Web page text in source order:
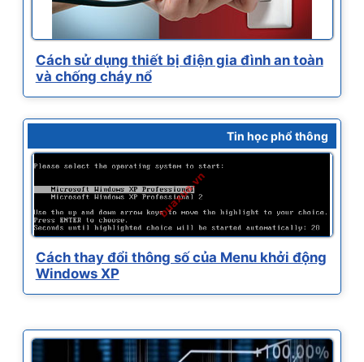
Cách sử dụng thiết bị điện gia đình an toàn
và chống cháy nổ
Tin học phổ thông
Cách thay đổi thông số của Menu khởi động
Windows XP